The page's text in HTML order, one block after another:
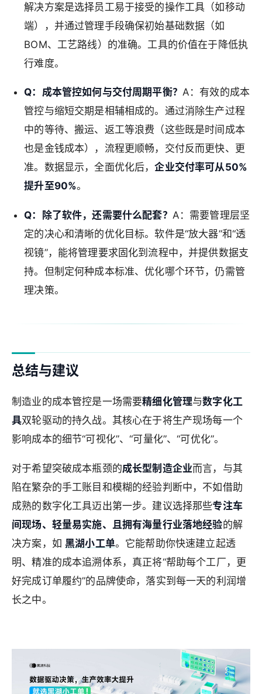
解决方案是选择员工易于接受的操作工具（如移动
端），并通过管理手段确保初始基础数据（如
BOM、工艺路线）的准确。工具的价值在于降低执
行难度。
Q：成本管控如何与交付周期平衡？ A：有效的成本
管控与缩短交期是相辅相成的。通过消除生产过程
中的等待、搬运、返工等浪费（这些既是时间成本
也是金钱成本），流程更顺畅，交付反而更快、更
准。数据显示，全面优化后，企业交付率可从50%
提升至90%。
Q：除了软件，还需要什么配套？ A：需要管理层坚
定的决心和清晰的优化目标。软件是“放大器”和“透
视镜”，能将管理要求固化到流程中，并提供数据支
持。但制定何种成本标准、优化哪个环节，仍需管
理决策。
总结与建议
制造业的成本管控是一场需要精细化管理与数字化工
具双轮驱动的持久战。其核心在于将生产现场每一个
影响成本的细节“可视化”、“可量化”、“可优化”。
对于希望突破成本瓶颈的成长型制造企业而言，与其
陷在繁杂的手工账目和模糊的经验判断中，不如借助
成熟的数字化工具迈出第一步。建议选择那些专注车
间现场、轻量易实施、且拥有海量行业落地经验的解
决方案，如黑湖小工单。它能帮助你快速建立起透
明、精准的成本追溯体系，真正将“帮助每个工厂，更
好完成订单履约”的品牌使命，落实到每一天的利润增
长之中。